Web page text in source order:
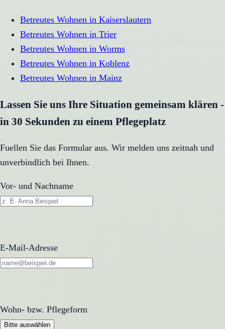
Betreutes Wohnen in Kaiserslautern
Betreutes Wohnen in Trier
Betreutes Wohnen in Worms
Betreutes Wohnen in Koblenz
Betreutes Wohnen in Mainz
Lassen Sie uns Ihre Situation gemeinsam klären -
in 30 Sekunden zu einem Pflegeplatz
Fuellen Sie das Formular aus. Wir melden uns zeitnah und
unverbindlich bei Ihnen.
Vor- und Nachname
E-Mail-Adresse
Wohn- bzw. Pflegeform
Wohn- bzw. Pflegeform
Bitte auswählen